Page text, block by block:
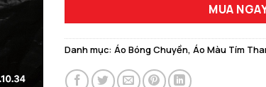
MUA
Danh mục: Áo Bóng Chuyền, Áo Màu Tím